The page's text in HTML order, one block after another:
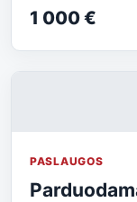
1 000 €
PASLAUGOS